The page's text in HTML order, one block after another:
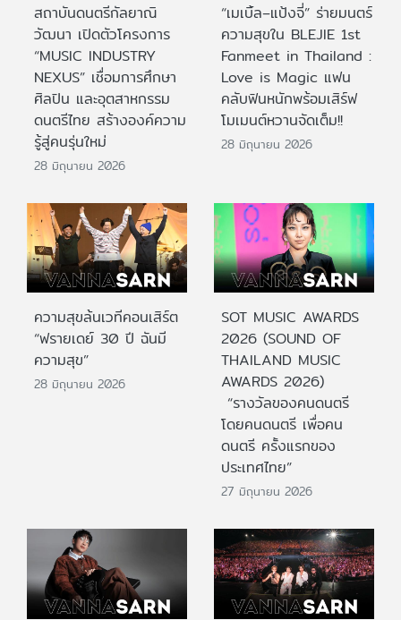
สถาบันดนตรีกัลยาณิ
วัฒนา เปิดตัวโครงการ
“MUSIC INDUSTRY
NEXUS” เชื่อมการศึกษา
ศิลปิน และอุตสาหกรรม
ดนตรีไทย สร้างองค์ความ
รู้สู่คนรุ่นใหม่
28 มิถุนายน 2026
“เมเบิ้ล–แป้งจี่” ร่ายมนตร์
ความสุขใน BLEJIE 1st
Fanmeet in Thailand :
Love is Magic แฟน
คลับฟินหนักพร้อมเสิร์ฟ
โมเมนต์หวานจัดเต็ม!!
28 มิถุนายน 2026
ความสุขล้นเวทีคอนเสิร์ต
“ฟรายเดย์ 30 ปี ฉันมี
ความสุข”
28 มิถุนายน 2026
SOT MUSIC AWARDS
2026 (SOUND OF
THAILAND MUSIC
AWARDS 2026)
“รางวัลของคนดนตรี
โดยคนดนตรี เพื่อคน
ดนตรี ครั้งแรกของ
ประเทศไทย”
27 มิถุนายน 2026